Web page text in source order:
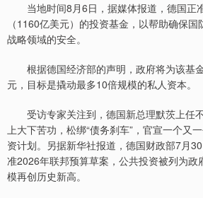
当地时间8月6日，据媒体报道，德国正
（1160亿美元）的投资基金，以帮助确保
战略领域的安全。
根据德国经济部的声明，政府将为该基
元，目标是撬动最多10倍规模的私人资本。
受访专家关注到，德国新总理默茨上任
上大下苦功，松绑“债务刹车”，官宣一个又
资计划。另据新华社报道，德国财政部7月
准2026年联邦预算草案，公共投资被列为政
模再创历史新高。